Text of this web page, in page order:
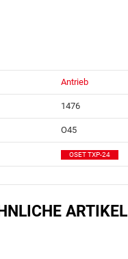
Antrieb
1476
O45
OSET TXP-24
ARTIKEL